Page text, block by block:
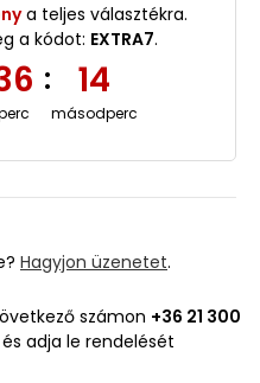
a teljes választékra.
a kódot: EXTRA7.
: 14
másodperc
Hagyjon üzenetet.
számon +36 21 300
és adja le rendelését